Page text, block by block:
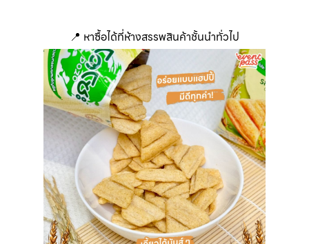
📍 หาซื้อได้ที่ห้างสรรพสินค้าชั้นนำทั่วไป